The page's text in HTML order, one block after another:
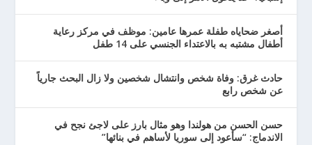
أصغر ضحاياه طفلة عمرها عامين: موظف في مركز رعاية
أطفال مشتبه به بالاعتداء الجنسي على 14 طفل
حادث غرق: وفاة شخص وانتشال شخصين ولا زال البحث جارياً
عن شخص رابع
حسن الحسن من هولندا وهو مثال بارز على لاجئ نجح في
الاندماج: “سأعود إلى سوريا لأساهم في بنائها”